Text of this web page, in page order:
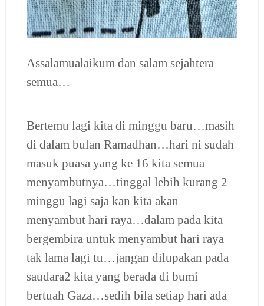
Assalamualaikum dan salam sejahtera
semua…
Bertemu lagi kita di minggu baru…masih
di dalam bulan Ramadhan…hari ni sudah
masuk puasa yang ke 16 kita semua
menyambutnya…tinggal lebih kurang 2
minggu lagi saja kan kita akan
menyambut hari raya…dalam pada kita
bergembira untuk menyambut hari raya
tak lama lagi tu…jangan dilupakan pada
saudara2 kita yang berada di bumi
bertuah Gaza…sedih bila setiap hari ada